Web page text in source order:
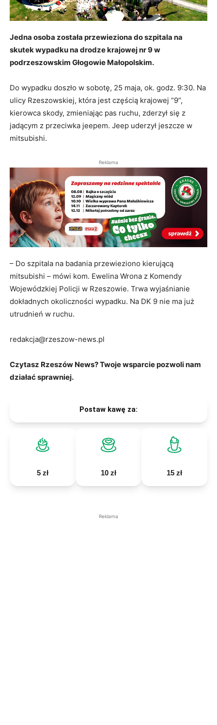
Jedna osoba została przewieziona do szpitala na
skutek wypadku na drodze krajowej nr 9 w
podrzeszowskim Głogowie Małopolskim.
Do wypadku doszło w sobotę, 25 maja, ok. godz. 9:30. Na
ulicy Rzeszowskiej, która jest częścią krajowej “9”,
kierowca skody, zmieniając pas ruchu, zderzył się z
jadącym z przeciwka jeepem. Jeep uderzył jeszcze w
mitsubishi.
Reklama
– Do szpitala na badania przewieziono kierującą
mitsubishi – mówi kom. Ewelina Wrona z Komendy
Wojewódzkiej Policji w Rzeszowie. Trwa wyjaśnianie
dokładnych okoliczności wypadku. Na DK 9 nie ma już
utrudnień w ruchu.
redakcja@rzeszow-news.pl
Czytasz Rzeszów News? Twoje wsparcie pozwoli nam
działać sprawniej.
Postaw kawę za:
5 zł 10 zł 15 zł
Reklama